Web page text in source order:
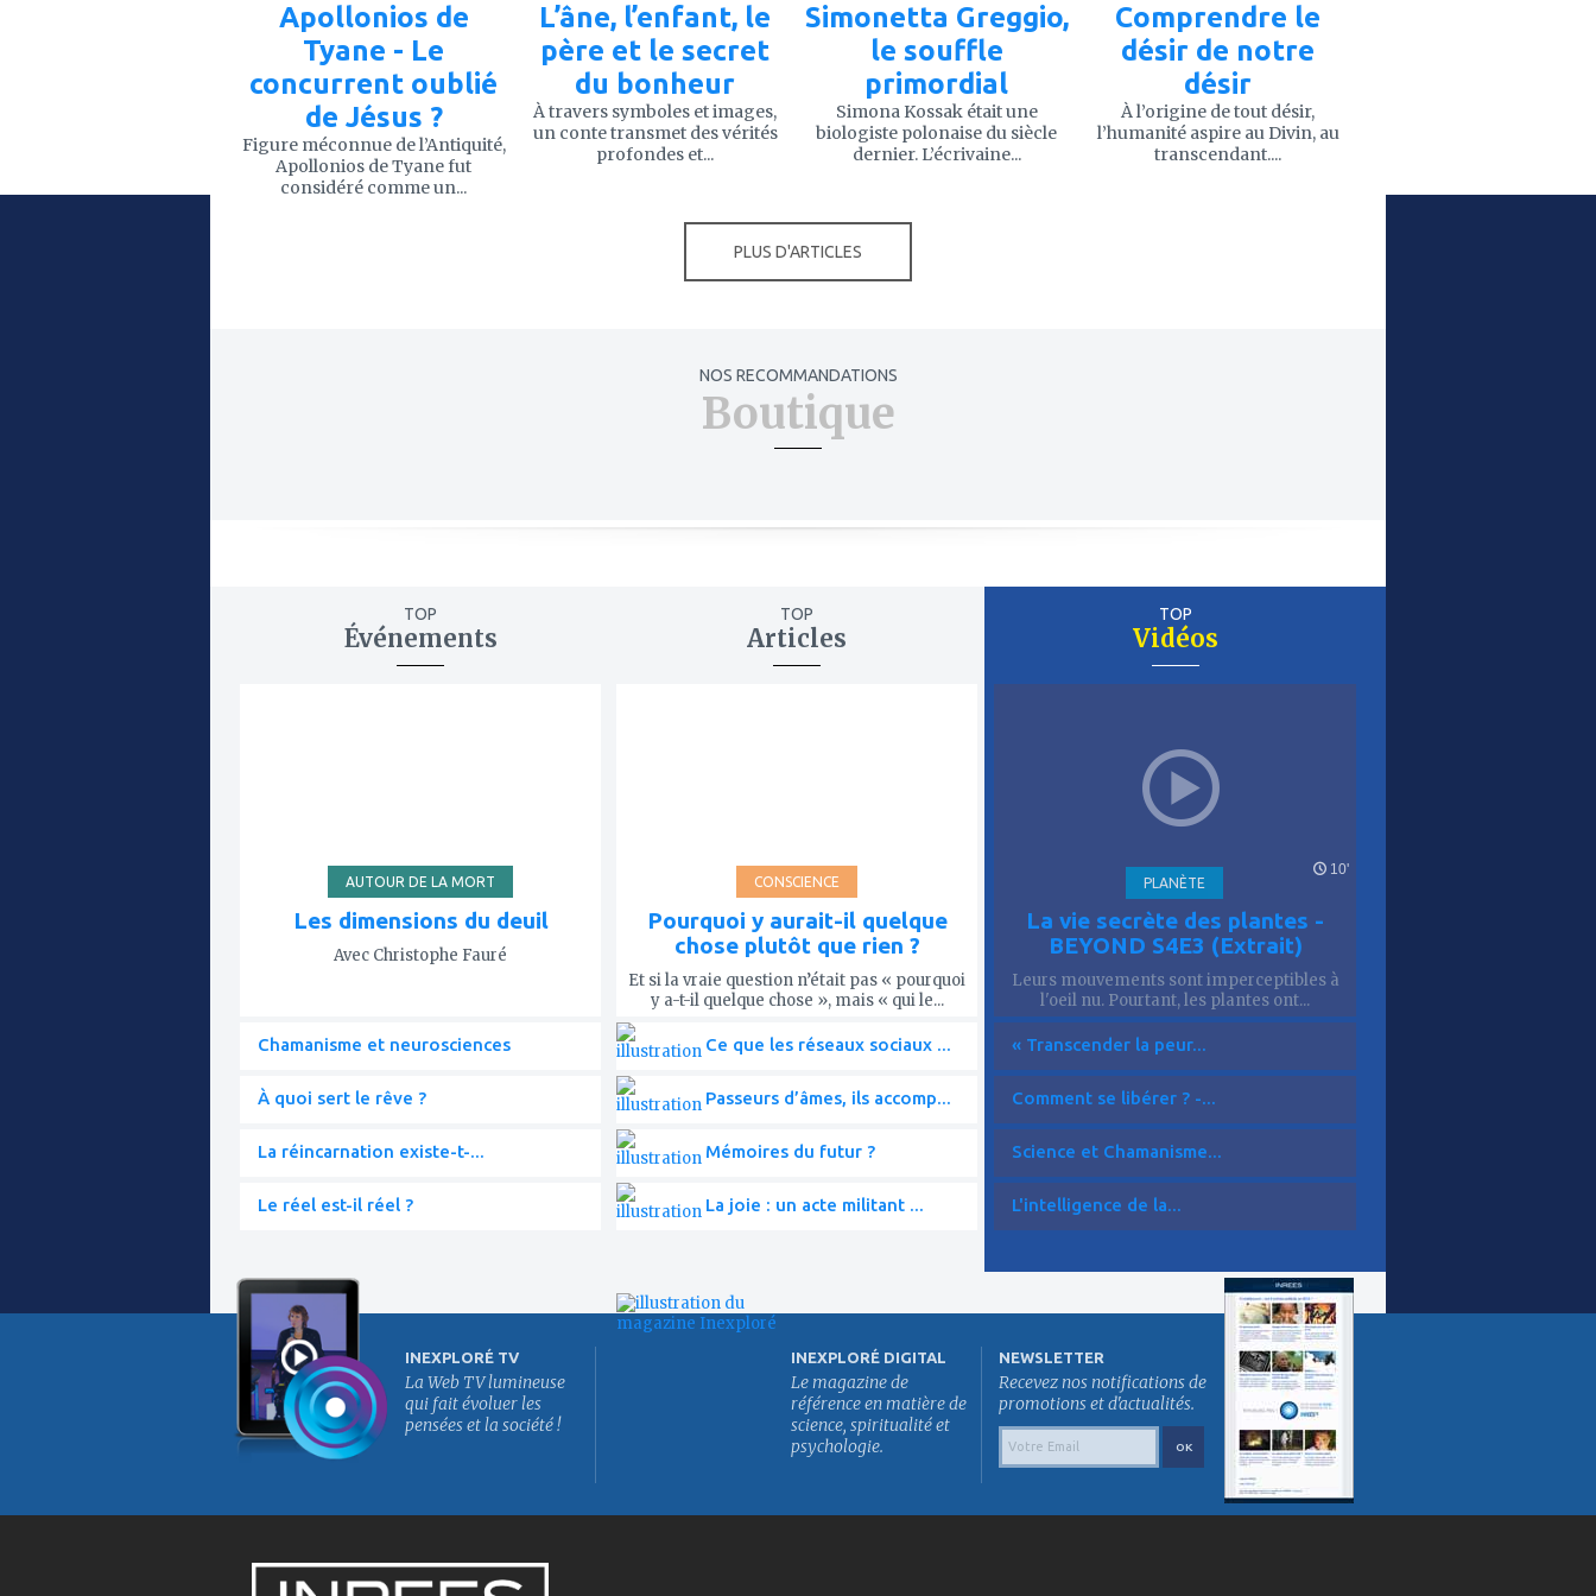
Apollonios de
Tyane - Le
concurrent oublié
de Jésus ?
Figure méconnue de l’Antiquité,
Apollonios de Tyane fut
considéré comme un...
L’âne, l’enfant, le
père et le secret
du bonheur
À travers symboles et images,
un conte transmet des vérités
profondes et...
Simonetta Greggio,
le souffle
primordial
Simona Kossak était une
biologiste polonaise du siècle
dernier. L’écrivaine...
Comprendre le
désir de notre
désir
À l’origine de tout désir,
l’humanité aspire au Divin, au
transcendant....
PLUS D'ARTICLES
NOS RECOMMANDATIONS
Boutique
TOP
Événements
AUTOUR DE LA MORT
Les dimensions du deuil
Avec Christophe Fauré
Chamanisme et neurosciences
À quoi sert le rêve ?
La réincarnation existe-t-...
Le réel est-il réel ?
TOP
Articles
CONSCIENCE
Pourquoi y aurait-il quelque
chose plutôt que rien ?
Et si la vraie question n’était pas « pourquoi
y a-t-il quelque chose », mais « qui le...
Ce que les réseaux sociaux ...
Passeurs d’âmes, ils accomp...
Mémoires du futur ?
La joie : un acte militant ...
TOP
Vidéos
10'
PLANÈTE
La vie secrète des plantes -
BEYOND S4E3 (Extrait)
Leurs mouvements sont imperceptibles à
l'oeil nu. Pourtant, les plantes ont...
« Transcender la peur...
Comment se libérer ? -...
Science et Chamanisme...
L'intelligence de la...
INEXPLORÉ TV
La Web TV lumineuse
qui fait évoluer les
pensées et la société !
INEXPLORÉ DIGITAL
Le magazine de
référence en matière de
science, spiritualité et
psychologie.
NEWSLETTER
Recevez nos notifications de
promotions et d'actualités.